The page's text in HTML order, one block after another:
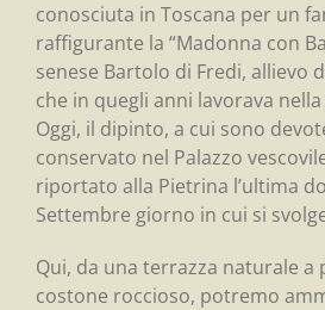
conosciuta in Toscana per un
raffigurante la “Madonna con
senese Bartolo di Fredi, allievo
che in quegli anni lavorava
Oggi, il dipinto, a cui sono
conservato nel Palazzo
riportato alla Pietrina l’ultima
Settembre giorno in cui si
Qui, da una terrazza naturale a
costone roccioso, potremo